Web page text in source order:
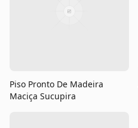
Piso Pronto De Madeira
Maciça Sucupira